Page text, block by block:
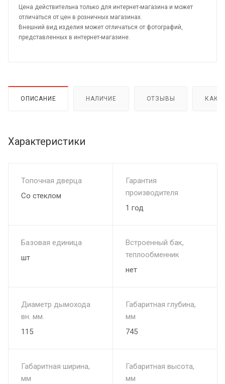
Цена действительна только для интернет-магазина и может
отличаться от цен в розничных магазинах.
Внешний вид изделия может отличаться от фотографий,
представленных в интернет-магазине.
ОПИСАНИЕ НАЛИЧИЕ ОТЗЫВЫ КАК
Характеристики
Топочная дверца
Со стеклом
Гарантия
производителя
1 год
Базовая единица
шт
Встроенный бак,
теплообменник
нет
Диаметр дымохода
вн. мм.
115
Габаритная глубина,
мм
745
Габаритная ширина,
мм
Габаритная высота,
мм